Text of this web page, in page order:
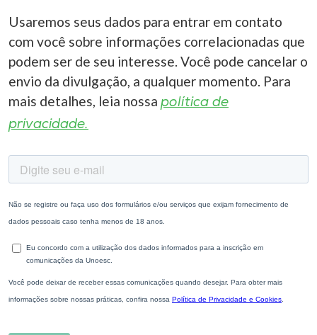
Usaremos seus dados para entrar em contato
com você sobre informações correlacionadas que
podem ser de seu interesse. Você pode cancelar o
envio da divulgação, a qualquer momento. Para
mais detalhes, leia nossa política de
privacidade.